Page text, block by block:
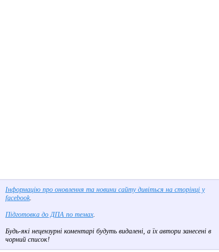
Інформацію про оновлення та новини сайту дивіться на сторінці у
facebook.
Підготовка до ДПА по темах.
Будь-які нецензурні коментарі будуть видалені, а їх автори занесені в
чорний список!